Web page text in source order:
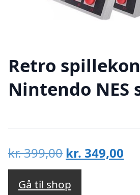
Retro
Nintendo NES
kr.399,00 Den
oprindelige
pris
kr. 349,00
Gå til shop